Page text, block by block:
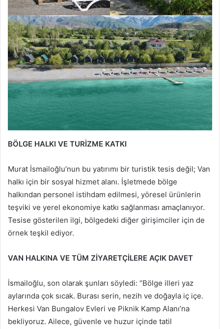
BÖLGE HALKI VE TURİZME KATKI
Murat İsmailoğlu’nun bu yatırımı bir turistik tesis değil; Van
halkı için bir sosyal hizmet alanı. İşletmede bölge
halkından personel istihdam edilmesi, yöresel ürünlerin
teşviki ve yerel ekonomiye katkı sağlanması amaçlanıyor.
Tesise gösterilen ilgi, bölgedeki diğer girişimciler için de
örnek teşkil ediyor.
VAN HALKINA VE TÜM ZİYARETÇİLERE AÇIK DAVET
İsmailoğlu, son olarak şunları söyledi: “Bölge illeri yaz
aylarında çok sıcak. Burası serin, nezih ve doğayla iç içe.
Herkesi Van Bungalov Evleri ve Piknik Kamp Alanı’na
bekliyoruz. Ailece, güvenle ve huzur içinde tatil